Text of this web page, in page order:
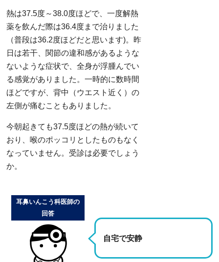
熱は37.5度～38.0度ほどで、一度解熱
薬を飲んだ際は36.4度まで治りました
（普段は36.2度ほどだと思います)。昨
日は若干、関節の違和感があるような
ないような症状で、全身が浮腫んでい
る感覚がありました。一時的に数時間
ほどですが、背中（ウエスト近く）の
左側が痛むこともありました。
今朝起きても37.5度ほどの熱が続いて
おり、喉のポッコリとしたものもなく
なっていません。受診は必要でしょう
か。
自宅で安静
耳鼻いんこう科医師の
回答